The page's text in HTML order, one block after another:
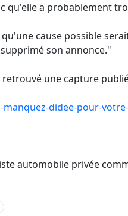
qu'elle a probablement
cause possible
son annonce."
une capture
didee-pour-
automobile privée